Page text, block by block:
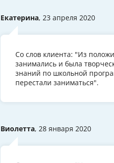
Екатерина, 23 апреля 2020
Со слов клиента: "Из
занимались и была
знаний по школьной
перестали заниматься".
Виолетта, 28 января 2020